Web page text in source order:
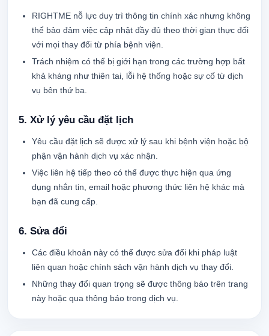
RIGHTME nỗ lực duy trì thông tin chính xác nhưng không
thể bảo đảm việc cập nhật đầy đủ theo thời gian thực đối
với mọi thay đổi từ phía bệnh viện.
Trách nhiệm có thể bị giới hạn trong các trường hợp bất
khả kháng như thiên tai, lỗi hệ thống hoặc sự cố từ dịch
vụ bên thứ ba.
5. Xử lý yêu cầu đặt lịch
Yêu cầu đặt lịch sẽ được xử lý sau khi bệnh viện hoặc bộ
phận vận hành dịch vụ xác nhận.
Việc liên hệ tiếp theo có thể được thực hiện qua ứng
dụng nhắn tin, email hoặc phương thức liên hệ khác mà
bạn đã cung cấp.
6. Sửa đổi
Các điều khoản này có thể được sửa đổi khi pháp luật
liên quan hoặc chính sách vận hành dịch vụ thay đổi.
Những thay đổi quan trọng sẽ được thông báo trên trang
này hoặc qua thông báo trong dịch vụ.